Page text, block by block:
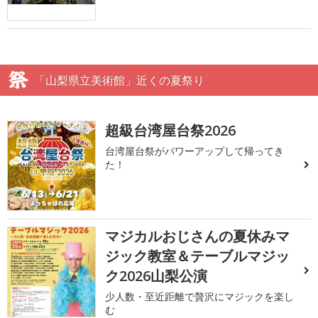
「山梨県立美術館」近くの夏祭り
超級台湾屋台祭2026
台湾屋台祭がパワーアップして帰ってき
た！
マジカルおじさんの夏休みマ
ジック教室＆テーブルマジッ
ク2026山梨公演
少人数・至近距離で贅沢にマジックを楽し
む